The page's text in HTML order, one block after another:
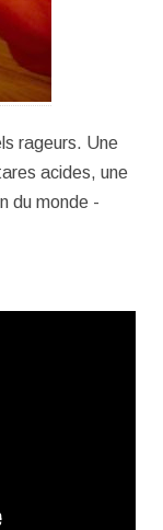
rageurs. Une
acides, une
du monde -